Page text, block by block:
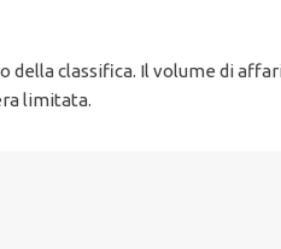
della classifica. Il volume di
limitata.